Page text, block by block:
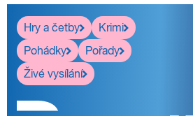
Hry a četby
Krimi
Pohádky
Pořady
Živé vysílání